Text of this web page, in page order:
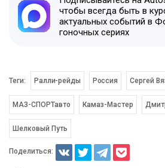
чтобы всегда быть в
актуальных событий в
гоночных сериях
Теги: Ралли-рейды Россия Сергей
МАЗ-СПОРТавто Камаз-Мастер
Шелковый Путь
Поделиться: